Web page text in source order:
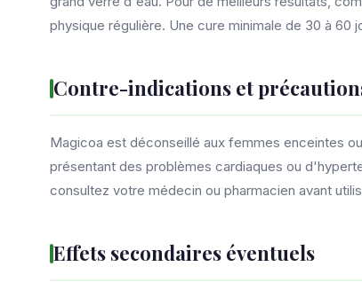
physique régulière. Une cure minimale de 30 à
Contre-indications et
Magicoa est déconseillé aux femmes enceintes
présentant des problèmes cardiaques ou
consultez votre médecin ou pharmacien avant
Effets secondaires éventuels